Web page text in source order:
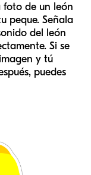
foto de un león
peque. Señala
del león
Si se
y tú
puedes